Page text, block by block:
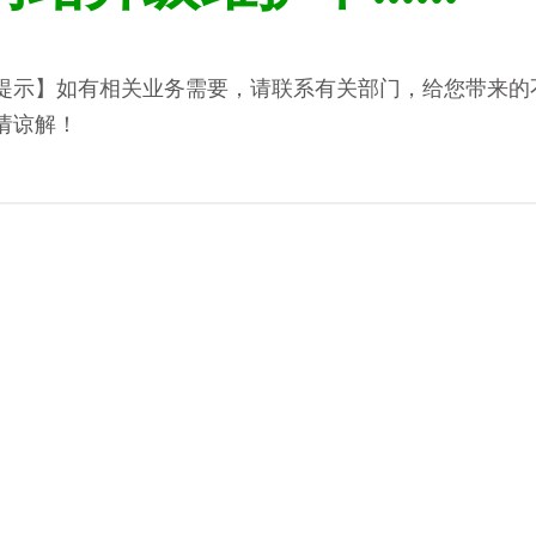
示】如有相关业务需要，请联系有关部门，给您带来的
谅解！